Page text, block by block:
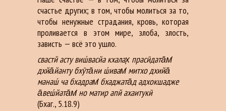
счастье других; в том, чтобы молиться за то,
чтобы ненужные страдания, кровь, которая
проливается в этом мире, злоба, злость,
зависть — всё это ушло.
свастй асту виш́васйа кхалах̣ прасӣдата̄м̇
дхйа̄йанту бхӯта̄ни ш́ивам̇ митхо дхийа̄
манаш́ ча бхадрам̇ бхаджата̄д адхокшадже
а̄веш́йата̄м̇ но матир апй ахаитукӣ
(Бхаг., 5.18.9)